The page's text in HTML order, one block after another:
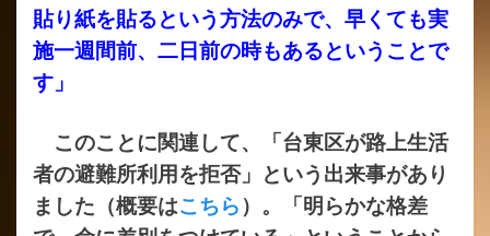
貼り紙を貼るという方法のみで、早くても実
施一週間前、二日前の時もあるということで
す」
このことに関連して、「台東区が路上生活
者の避難所利用を拒否」という出来事があり
ました（概要はこちら ）。「明らかな格差